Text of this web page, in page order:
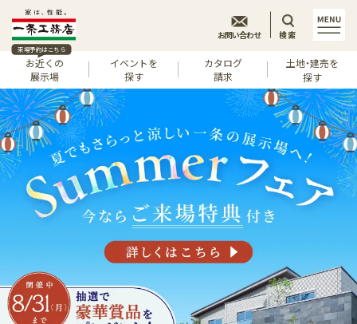
来場予約はこちら
お近くの
展示場
イベントを
探す
カタログ
請求
土地・建売を
探す
お問い合わせ 検索